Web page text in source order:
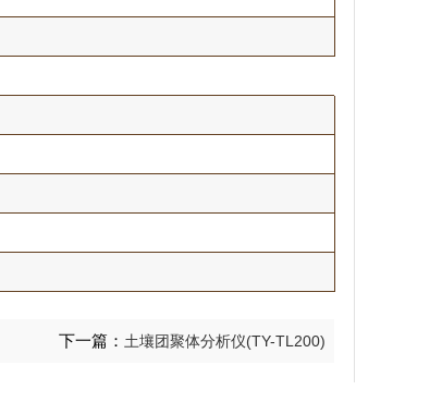
下一篇： 土壤团聚体分析仪(TY-TL200)